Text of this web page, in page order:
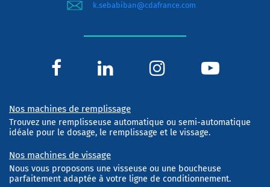
k.sebabiban@cdafrance.com
Nos machines de remplissage
Trouvez une remplisseuse automatique ou semi-automatique
idéale pour le dosage, le remplissage et le vissage.
Nos machines de vissage
Nous vous proposons une visseuse ou une boucheuse
parfaitement adaptée à votre ligne de conditionnement.